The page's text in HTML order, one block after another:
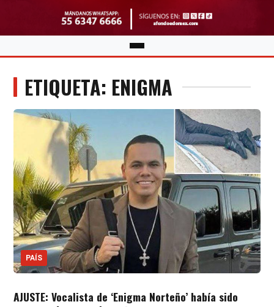
ETIQUETA: ENIGMA
PAÍS
AJUSTE: Vocalista de ‘Enigma Norteño’ había sido